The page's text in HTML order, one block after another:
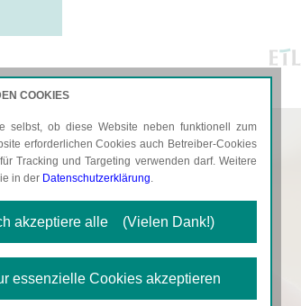
KARRIERE
COOKIES
selbst, ob diese Website neben funktionell zum
erforderlichen Cookies auch Betreiber-Cookies
Tracking und Targeting verwenden darf. Weitere
in der Datenschutzerklärung.
akzeptiere alle (Vielen Dank!)
Cookies akzeptieren